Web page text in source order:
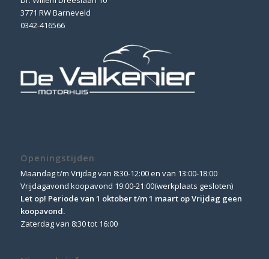
3771 RW Barneveld
0342-416566
Openingstijden
Maandag t/m Vrijdag van 8:30-12:00 en van 13:00-18:00
Vrijdagavond koopavond 19:00-21:00(werkplaats gesloten)
Let op! Periode van 1 oktober t/m 1 maart op Vrijdag geen
koopavond.
Zaterdag van 8:30 tot 16:00